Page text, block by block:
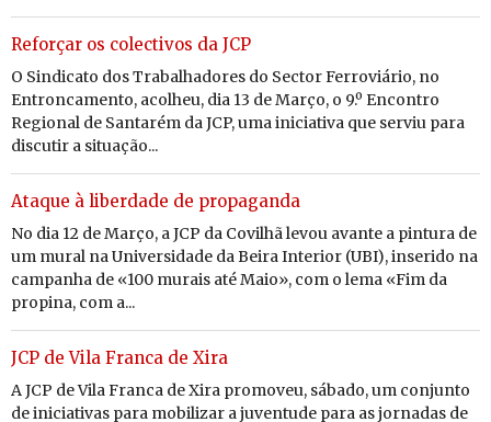
Reforçar os colectivos da JCP
O Sindicato dos Trabalhadores do Sector Ferroviário, no
Entroncamento, acolheu, dia 13 de Março, o 9.º Encontro
Regional de Santarém da JCP, uma iniciativa que serviu para
discutir a situação...
Ataque à liberdade de propaganda
No dia 12 de Março, a JCP da Covilhã levou avante a pintura de
um mural na Universidade da Beira Interior (UBI), inserido na
campanha de «100 murais até Maio», com o lema «Fim da
propina, com a...
JCP de Vila Franca de Xira
A JCP de Vila Franca de Xira promoveu, sábado, um conjunto
de iniciativas para mobilizar a juventude para as jornadas de